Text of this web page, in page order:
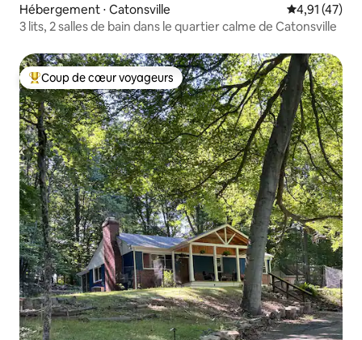
Hébergement ⋅ Catonsville Évaluation
4,91 (47)
3 lits, 2 salles de bain dans le quartier calme de Catonsville
Coups de cœur voyageurs les plus appréciés
Coup de cœur voyageurs